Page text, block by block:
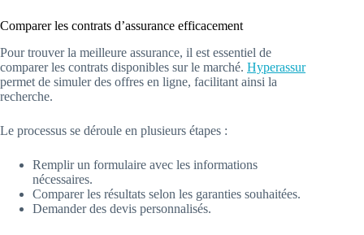
Comparer les contrats d’assurance efficacement
Pour trouver la meilleure assurance, il est essentiel de
comparer les contrats disponibles sur le marché. Hyperassur
permet de simuler des offres en ligne, facilitant ainsi la
recherche.
Le processus se déroule en plusieurs étapes :
Remplir un formulaire avec les informations
nécessaires.
Comparer les résultats selon les garanties souhaitées.
Demander des devis personnalisés.